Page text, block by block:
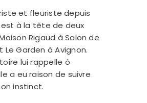
et fleuriste depuis
est à la tête de deux
Rigaud à Salon de
Le Garden à Avignon.
lui rappelle ô
a eu raison de suivre
instinct.